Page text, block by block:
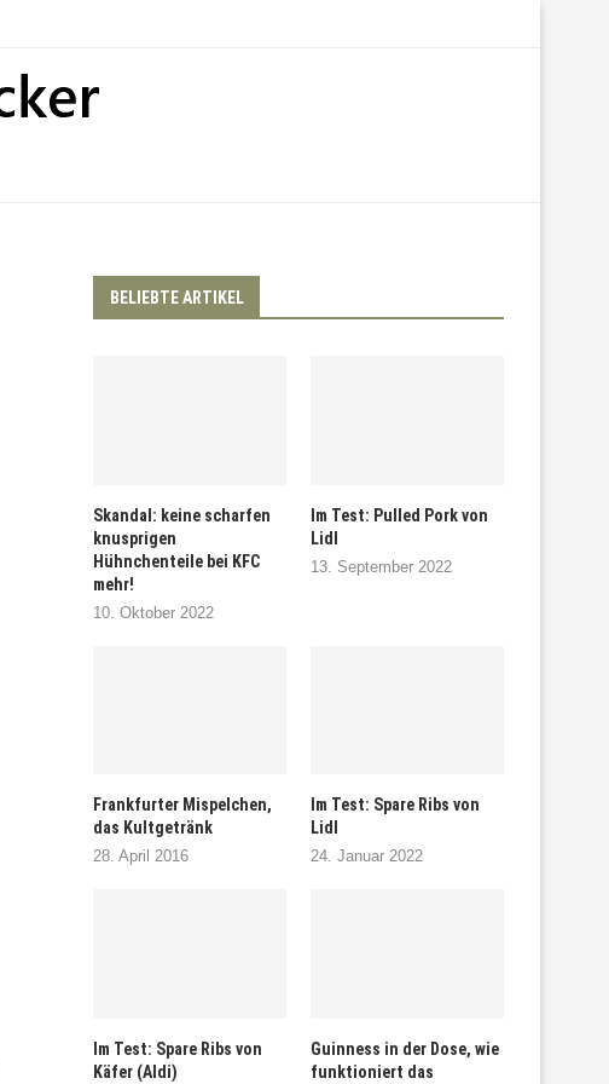
BELIEBTE ARTIKEL
Skandal: keine scharfen
knusprigen
Hühnchenteile bei KFC
mehr!
10. Oktober 2022
Im Test: Pulled Pork von
Lidl
13. September 2022
Frankfurter Mispelchen,
das Kultgetränk
28. April 2016
Im Test: Spare Ribs von
Lidl
24. Januar 2022
Im Test: Spare Ribs von
Käfer (Aldi)
Guinness in der Dose, wie
funktioniert das